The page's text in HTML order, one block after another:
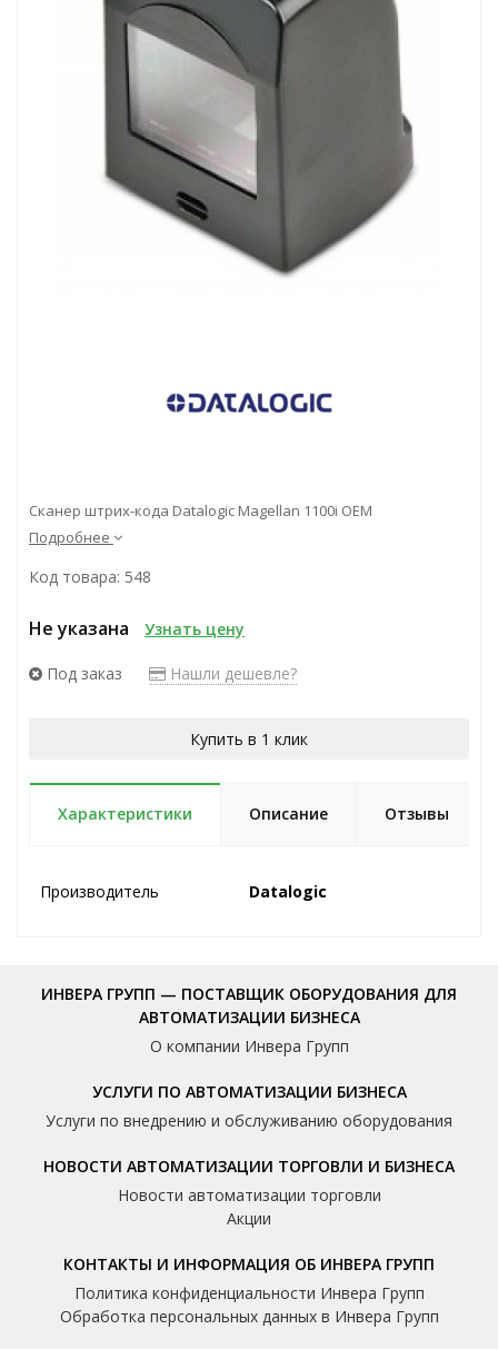
Сканер штрих-кода Datalogic Magellan 1100i OEM
Подробнее
Код товара: 548
Не указана Узнать цену
Под заказ Нашли дешевле?
Купить в 1 клик
Характеристики Описание Отзывы
Производитель Datalogic
ИНВЕРА ГРУПП — ПОСТАВЩИК ОБОРУДОВАНИЯ ДЛЯ
АВТОМАТИЗАЦИИ БИЗНЕСА
О компании Инвера Групп
УСЛУГИ ПО АВТОМАТИЗАЦИИ БИЗНЕСА
Услуги по внедрению и обслуживанию оборудования
НОВОСТИ АВТОМАТИЗАЦИИ ТОРГОВЛИ И БИЗНЕСА
Новости автоматизации торговли
Акции
КОНТАКТЫ И ИНФОРМАЦИЯ ОБ ИНВЕРА ГРУПП
Политика конфиденциальности Инвера Групп
Обработка персональных данных в Инвера Групп